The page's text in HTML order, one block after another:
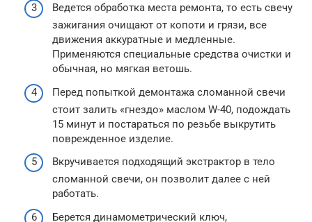
Ведется обработка места ремонта, то есть свечу
зажигания очищают от копоти и грязи, все
движения аккуратные и медленные.
Применяются специальные средства очистки и
обычная, но мягкая ветошь.
Перед попыткой демонтажа сломанной свечи
стоит залить «гнездо» маслом W-40, подождать
15 минут и постараться по резьбе выкрутить
поврежденное изделие.
Вкручивается подходящий экстрактор в тело
сломанной свечи, он позволит далее с ней
работать.
Берется динамометрический ключ,